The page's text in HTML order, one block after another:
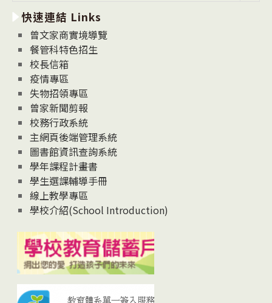
消
息
News
快速連結 Links
曾文家商實境導覽
餐管科特色招生
校長信箱
疫情專區
失物招領專區
曾家新聞剪報
校務行政系統
主網頁後端管理系統
圖書館資訊查詢系統
學年課程計畫書
學生選課輔導手冊
線上教學專區
學校介紹(School Introduction)